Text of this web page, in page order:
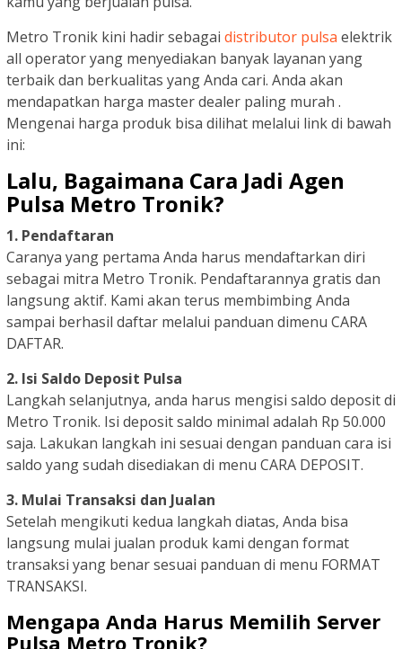
Metro Tronik kini hadir sebagai distributor pulsa elektrik
all operator yang menyediakan banyak layanan yang
terbaik dan berkualitas yang Anda cari. Anda akan
mendapatkan harga master dealer paling murah .
Mengenai harga produk bisa dilihat melalui link di bawah
ini:
Lalu, Bagaimana Cara Jadi Agen
Pulsa Metro Tronik?
1. Pendaftaran
Caranya yang pertama Anda harus mendaftarkan diri
sebagai mitra Metro Tronik. Pendaftarannya gratis dan
langsung aktif. Kami akan terus membimbing Anda
sampai berhasil daftar melalui panduan dimenu CARA
DAFTAR.
2. Isi Saldo Deposit Pulsa
Langkah selanjutnya, anda harus mengisi saldo deposit di
Metro Tronik. Isi deposit saldo minimal adalah Rp 50.000
saja. Lakukan langkah ini sesuai dengan panduan cara isi
saldo yang sudah disediakan di menu CARA DEPOSIT.
3. Mulai Transaksi dan Jualan
Setelah mengikuti kedua langkah diatas, Anda bisa
langsung mulai jualan produk kami dengan format
transaksi yang benar sesuai panduan di menu FORMAT
TRANSAKSI.
Mengapa Anda Harus Memilih Server
Pulsa Metro Tronik?